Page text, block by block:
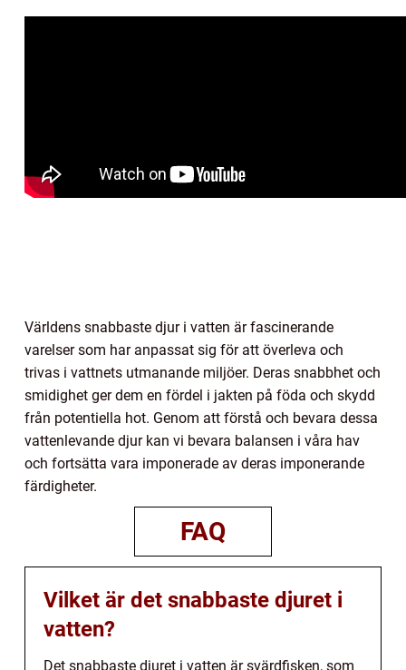
Världens snabbaste djur i vatten är fascinerande
varelser som har anpassat sig för att överleva och
trivas i vattnets utmanande miljöer. Deras snabbhet och
smidighet ger dem en fördel i jakten på föda och skydd
från potentiella hot. Genom att förstå och bevara dessa
vattenlevande djur kan vi bevara balansen i våra hav
och fortsätta vara imponerade av deras imponerande
färdigheter.
FAQ
Vilket är det snabbaste djuret i
vatten?
Det snabbaste djuret i vatten är svärdfisken, som